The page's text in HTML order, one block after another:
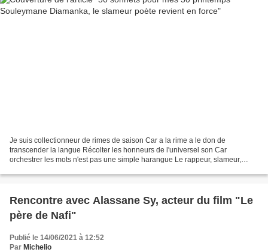
Je suis collectionneur de rimes de saison Car a la rime a le don de
transcender la langue Récolter les honneurs de l'universel son Car
orchestrer les mots n'est pas une simple harangue Le rappeur, slameur,
Rencontre avec Alassane Sy, acteur du film "Le
père de Nafi"
Publié le 14/06/2021 à 12:52
Par Michelio